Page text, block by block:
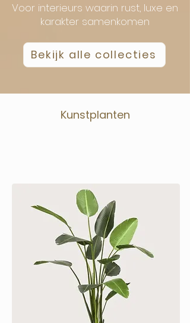
Voor interieurs waarin rust, luxe en
karakter samenkomen
Bekijk alle collecties
Kunstplanten